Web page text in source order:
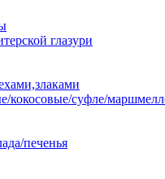
глазури
кокосовые/суфле/
печенья